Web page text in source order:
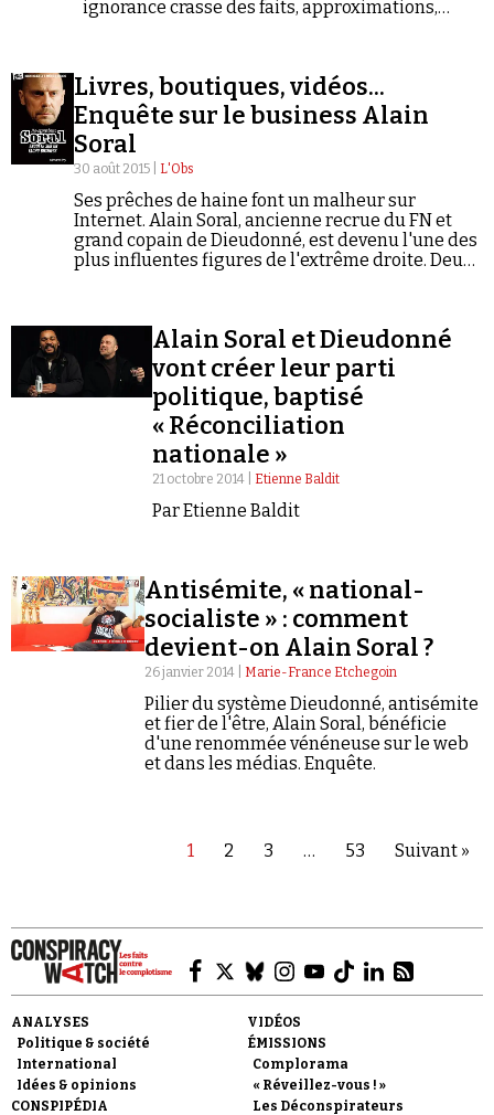
ignorance crasse des faits, approximations,
Livres, boutiques, vidéos...
Enquête sur le business Alain
Soral
30 août 2015 | L'Obs
Ses prêches de haine font un malheur sur
Internet. Alain Soral, ancienne recrue du FN et
grand copain de Dieudonné, est devenu l'une des
plus influentes figures de l'extrême droite. Deux
la fortune du polémiste antisémite. Extraits.
Alain Soral et Dieudonné
vont créer leur parti
politique, baptisé
« Réconciliation
nationale »
21 octobre 2014 | Etienne Baldit
Par Etienne Baldit
Antisémite, « national-
socialiste » : comment
devient-on Alain Soral ?
26 janvier 2014 | Marie-France Etchegoin
Pilier du système Dieudonné, antisémite
et fier de l'être, Alain Soral, bénéficie
d'une renommée vénéneuse sur le web
et dans les médias. Enquête.
1 2 3 … 53 Suivant »
ANALYSES
Politique & société
International
Idées & opinions
CONSPIPÉDIA
VIDÉOS
ÉMISSIONS
Complorama
« Réveillez-vous ! »
Les Déconspirateurs